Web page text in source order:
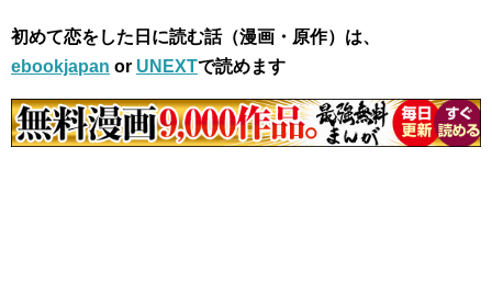
初めて恋をした日に読む話（漫画・原作）は、
ebookjapan or UNEXTで読めます